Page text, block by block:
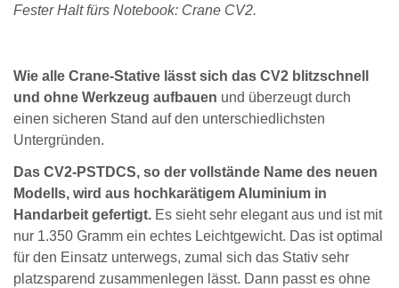
Fester Halt fürs Notebook: Crane CV2.
Wie alle Crane-Stative lässt sich das CV2 blitzschnell
und ohne Werkzeug aufbauen und überzeugt durch
einen sicheren Stand auf den unterschiedlichsten
Untergründen.
Das CV2-PSTDCS, so der vollstände Name des neuen
Modells, wird aus hochkarätigem Aluminium in
Handarbeit gefertigt. Es sieht sehr elegant aus und ist mit
nur 1.350 Gramm ein echtes Leichtgewicht. Das ist optimal
für den Einsatz unterwegs, zumal sich das Stativ sehr
platzsparend zusammenlegen lässt. Dann passt es ohne